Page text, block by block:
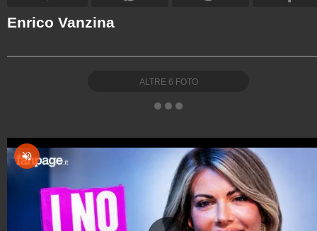
Enrico Vanzina
ALTRE 6 FOTO